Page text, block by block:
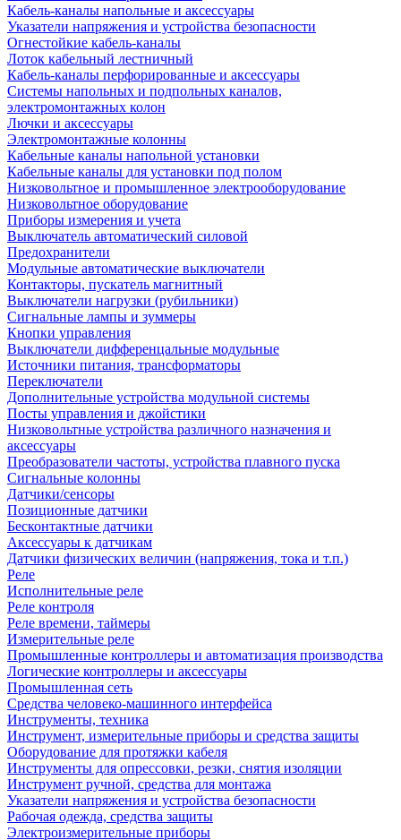
Кабель-каналы напольные и аксессуары
Указатели напряжения и устройства безопасности
Огнестойкие кабель-каналы
Лоток кабельный лестничный
Кабель-каналы перфорированные и аксессуары
Системы напольных и подпольных каналов,
электромонтажных колон
Лючки и аксессуары
Электромонтажные колонны
Кабельные каналы напольной установки
Кабельные каналы для установки под полом
Низковольтное и промышленное электрооборудование
Низковольтное оборудование
Приборы измерения и учета
Выключатель автоматический силовой
Предохранители
Модульные автоматические выключатели
Контакторы, пускатель магнитный
Выключатели нагрузки (рубильники)
Сигнальные лампы и зуммеры
Кнопки управления
Выключатели дифференцальные модульные
Источники питания, трансформаторы
Переключатели
Дополнительные устройства модульной системы
Посты управления и джойстики
Низковольтные устройства различного назначения и
аксессуары
Преобразователи частоты, устройства плавного пуска
Сигнальные колонны
Датчики/сенсоры
Позиционные датчики
Бесконтактные датчики
Аксессуары к датчикам
Датчики физических величин (напряжения, тока и т.п.)
Реле
Исполнительные реле
Реле контроля
Реле времени, таймеры
Измерительные реле
Промышленные контроллеры и автоматизация производства
Логические контроллеры и аксессуары
Промышленная сеть
Средства человеко-машинного интерфейса
Инструменты, техника
Инструмент, измерительные приборы и средства защиты
Оборудование для протяжки кабеля
Инструменты для опрессовки, резки, снятия изоляции
Инструмент ручной, средства для монтажа
Указатели напряжения и устройства безопасности
Рабочая одежда, средства защиты
Электроизмерительные приборы